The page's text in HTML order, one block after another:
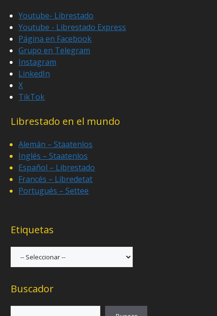
Youtube- Librestado
Youtube - Librestado Express
Página en Facebook
Grupo en Telegram
Instagram
LinkedIn
X
TikTok
Librestado en el mundo
Alemán – Staatenlos
Inglés – Staatenlos
Español – Librestado
Francés – Libredetat
Portugués – Settee
Etiquetas
Buscador